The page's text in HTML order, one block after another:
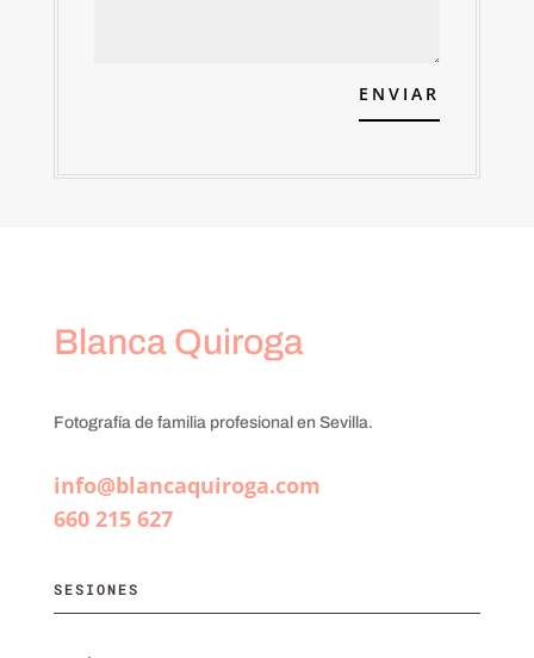
ENVIAR
Blanca Quiroga
Fotografía de familia profesional en Sevilla.
info@blancaquiroga.com
660 215 627
SESIONES